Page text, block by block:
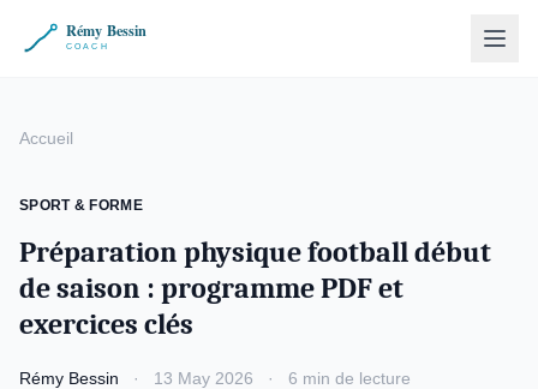
Accueil
SPORT & FORME
Préparation physique football début
de saison : programme PDF et
exercices clés
Rémy Bessin · 13 May 2026 · 6 min de lecture